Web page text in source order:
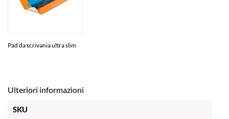
Pad da scrivania ultra slim
Ulteriori informazioni
SKU